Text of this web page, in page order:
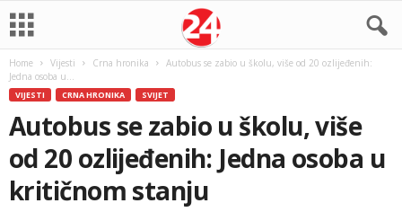
Home Vijesti Crna hronika
Autobus se zabio u školu, više od 20 ozlijeđenih:
Jedna osoba u...
VIJESTI CRNA HRONIKA SVIJET
Autobus se zabio u školu, više
od 20 ozlijeđenih: Jedna osoba u
kritičnom stanju